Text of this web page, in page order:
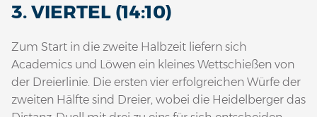
3. VIERTEL (14:10)
Zum Start in die zweite Halbzeit liefern sich
Academics und Löwen ein kleines Wettschießen von
der Dreierlinie. Die ersten vier erfolgreichen Würfe der
zweiten Hälfte sind Dreier, wobei die Heidelberger das